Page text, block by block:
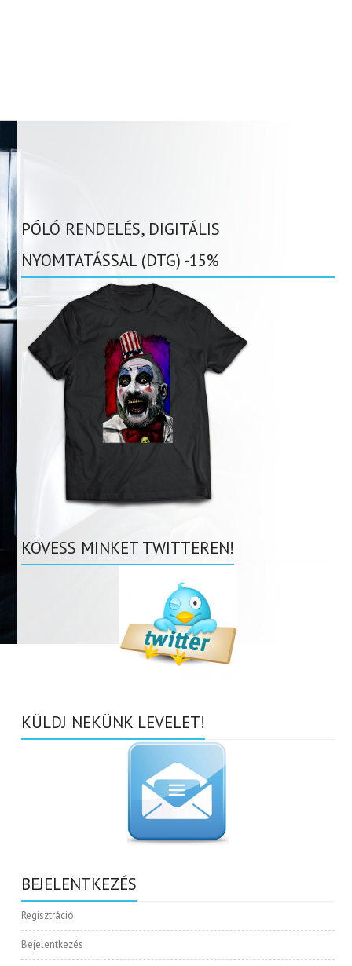
PÓLÓ RENDELÉS, DIGITÁLIS
NYOMTATÁSSAL (DTG) -15%
KÖVESS MINKET TWITTEREN!
KÜLDJ NEKÜNK LEVELET!
BEJELENTKEZÉS
Regisztráció
Bejelentkezés